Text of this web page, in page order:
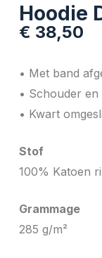
Hoodie
€ 38,50
• Met band
• Schouder
• Kwart
Stof
100% Katoen
Grammage
285 g/m²